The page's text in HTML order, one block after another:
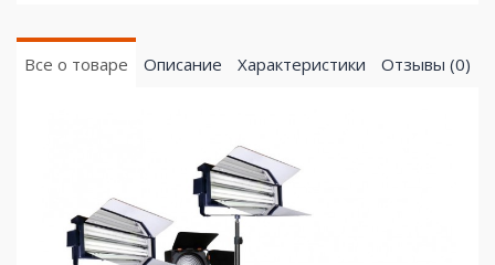
Все о товаре Описание Характеристики Отзывы (0)